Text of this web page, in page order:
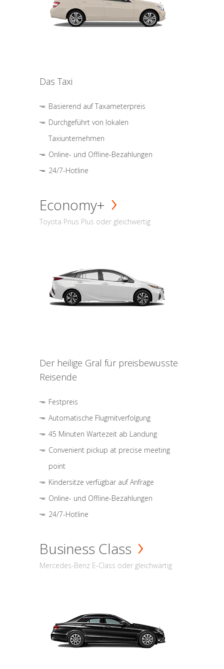
Das Taxi
Basierend auf Taxameterpreis
Durchgeführt von lokalen
Taxiunternehmen
Online- und Offline-Bezahlungen
24/7-Hotline
Economy+
Toyota Prius Plus oder gleichwertig
Der heilige Gral für preisbewusste
Reisende
Festpreis
Automatische Flugmitverfolgung
45 Minuten Wartezeit ab Landung
Convenient pickup at precise meeting
point
Kindersitze verfügbar auf Anfrage
Online- und Offline-Bezahlungen
24/7-Hotline
Business Class
Mercedes-Benz E-Class oder gleichwärtig